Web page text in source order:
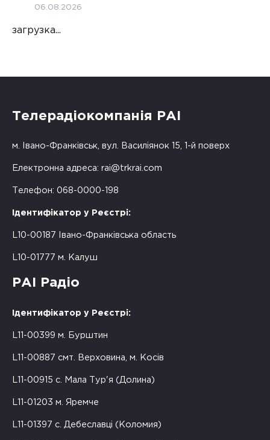
06.08.2026
загрузка...
Телерадіокомпанія РАІ
м. Івано-Франківськ, вул. Василіянок 15, 1-й поверх
Електронна адреса: rai@trkrai.com
Телефон: 068-0000-198
Ідентифікатор у Реєстрі:
L10-00187 Івано-Франківська область
L10-01777 м. Калуш
РАІ Радіо
Ідентифікатор у Реєстрі:
L11-00399 м. Бурштин
L11-00887 смт. Верховина, м. Косів
L11-00915 с. Мала Тур'я (Долина)
L11-01203 м. Яремче
L11-01397 с. Дебеславці (Коломия)